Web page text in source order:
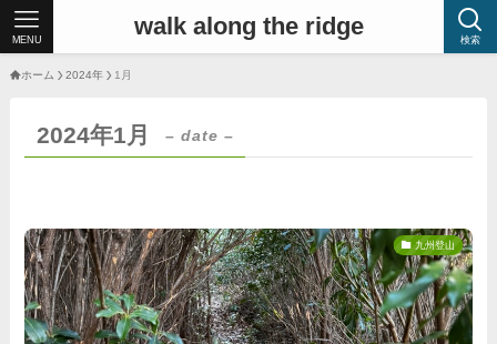
walk along the ridge 検索
MENU
ホーム 2024年 1月
2024年1月 – date –
九州登山